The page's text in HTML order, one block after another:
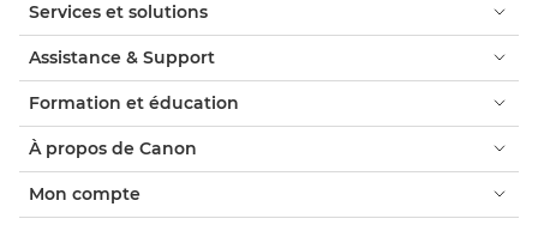
Services et solutions
Assistance & Support
Formation et éducation
À propos de Canon
Mon compte